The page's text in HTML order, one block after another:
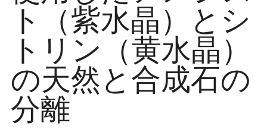
ト（紫水晶）とシ
トリン（黄水晶）
の天然と合成石の
分離